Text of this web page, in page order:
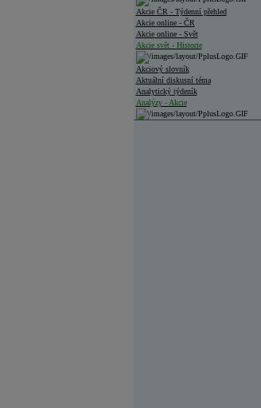
Akcie ČR - Týdenní přehled
Akcie online - ČR
Akcie online - Svět
Akcie svět - Historie
Akciový slovník
Aktuální diskusní téma
Analytický týdeník
Analýzy - Akcie